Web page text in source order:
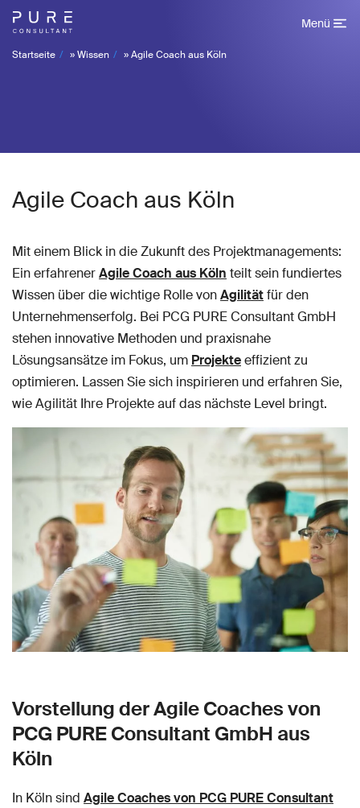
Menü
Startseite »Wissen »Agile Coach aus Köln
Agile Coach aus Köln
Mit einem Blick in die Zukunft des Projektmanagements:
Ein erfahrenerAgile Coach aus Köln teilt sein fundiertes
Wissen über die wichtige Rolle vonAgilitätfür den
Unternehmenserfolg. Bei PCG PURE Consultant GmbH
stehen innovative Methoden und praxisnahe
Lösungsansätze im Fokus, um Projekteeffizient zu
optimieren. Lassen Sie sich inspirieren und erfahren Sie,
wie Agilität Ihre Projekte auf das nächste Level bringt.
Vorstellung der Agile Coaches von
PCG PURE Consultant GmbH aus
Köln
In Köln sind Agile Coaches von PCG PURE Consultant